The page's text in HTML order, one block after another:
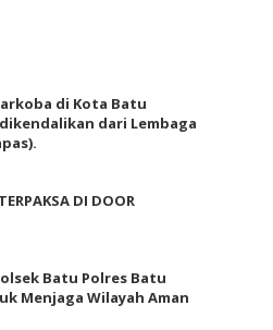
di Kota Batu
dari Lembaga
DI DOOR
Batu Polres Batu
Menjaga Wilayah Aman